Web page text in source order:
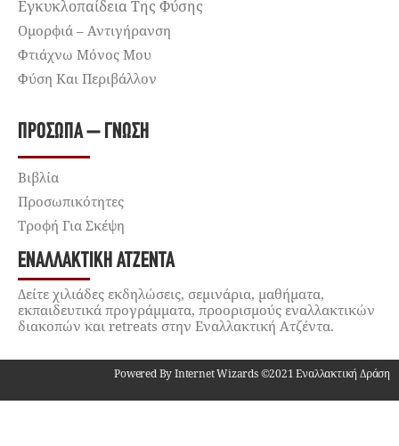
Εγκυκλοπαίδεια Της Φύσης
Ομορφιά – Αντιγήρανση
Φτιάχνω Μόνος Μου
Φύση Και Περιβάλλον
ΠΡΌΣΩΠΑ – ΓΝΏΣΗ
Βιβλία
Προσωπικότητες
Τροφή Για Σκέψη
ΕΝΑΛΛΑΚΤΙΚΉ ΑΤΖΈΝΤΑ
Δείτε χιλιάδες εκδηλώσεις, σεμινάρια, μαθήματα,
εκπαιδευτικά προγράμματα, προορισμούς εναλλακτικών
διακοπών και retreats στην Εναλλακτική Ατζέντα.
Powered By Internet Wizards ©2021 Εναλλακτική Δράση